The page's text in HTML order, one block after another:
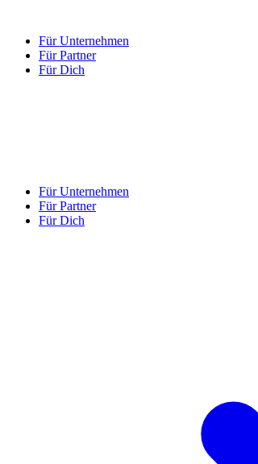
Für Unternehmen
Für Partner
Für Dich
Für Unternehmen
Für Partner
Für Dich